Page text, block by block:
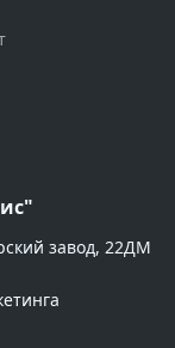
завод, 22ДМ